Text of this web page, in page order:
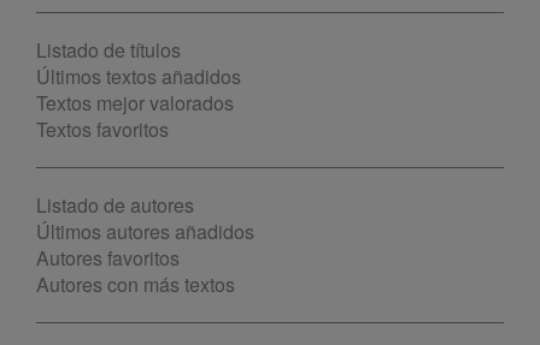
Listado de títulos
Últimos textos añadidos
Textos mejor valorados
Textos favoritos
Listado de autores
Últimos autores añadidos
Autores favoritos
Autores con más textos